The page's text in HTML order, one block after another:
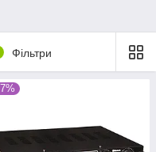
Фільтри